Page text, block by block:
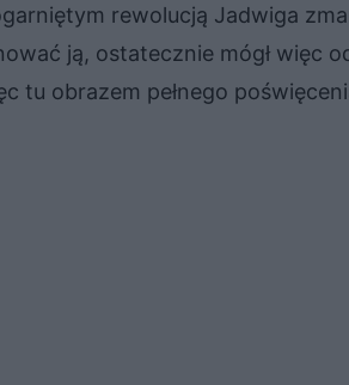
rewolucją Jadwiga
ją, ostatecznie mógł więc
tu obrazem pełnego